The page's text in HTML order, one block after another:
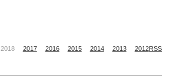
2018 2017 2016 2015 2014 2013 2012RSS